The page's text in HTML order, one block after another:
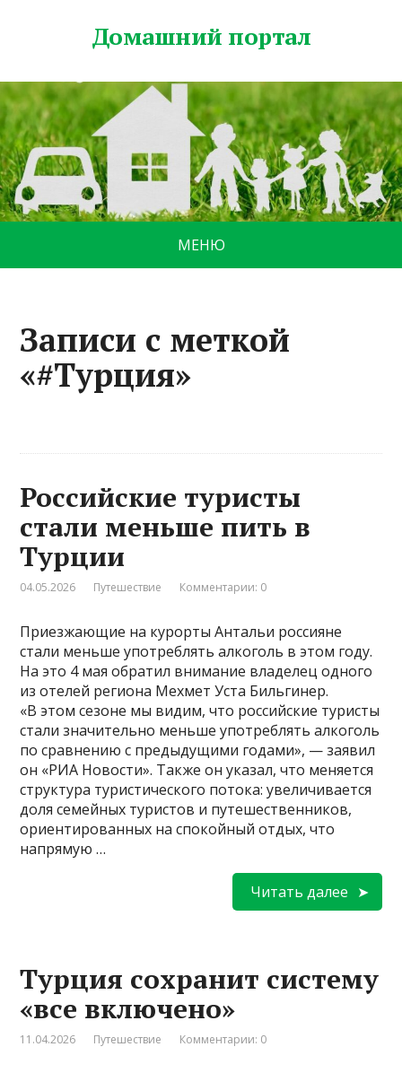
Домашний портал
МЕНЮ
Записи с меткой
«#Турция»
Российские туристы
стали меньше пить в
Турции
04.05.2026 Путешествие Комментарии: 0
Приезжающие на курорты Антальи россияне
стали меньше употреблять алкоголь в этом году.
На это 4 мая обратил внимание владелец одного
из отелей региона Мехмет Уста Бильгинер.
«В этом сезоне мы видим, что российские туристы
стали значительно меньше употреблять алкоголь
по сравнению с предыдущими годами», — заявил
он «РИА Новости». Также он указал, что меняется
структура туристического потока: увеличивается
доля семейных туристов и путешественников,
ориентированных на спокойный отдых, что
напрямую …
Читать далее
Турция сохранит систему
«все включено»
11.04.2026 Путешествие Комментарии: 0